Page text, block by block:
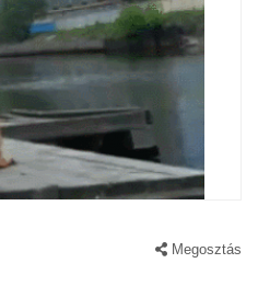
Megosztás